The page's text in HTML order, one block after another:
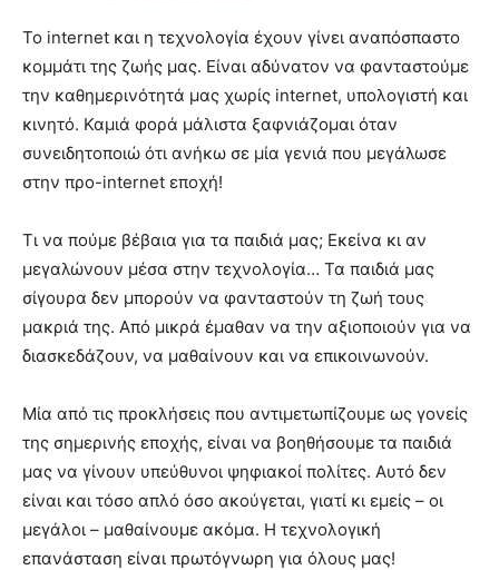
Το internet και η τεχνολογία έχουν γίνει αναπόσπαστο
κομμάτι της ζωής μας. Είναι αδύνατον να φανταστούμε
την καθημερινότητά μας χωρίς internet, υπολογιστή και
κινητό. Καμιά φορά μάλιστα ξαφνιάζομαι όταν
συνειδητοποιώ ότι ανήκω σε μία γενιά που μεγάλωσε
στην προ-internet εποχή!
Τι να πούμε βέβαια για τα παιδιά μας; Εκείνα κι αν
μεγαλώνουν μέσα στην τεχνολογία… Τα παιδιά μας
σίγουρα δεν μπορούν να φανταστούν τη ζωή τους
μακριά της. Από μικρά έμαθαν να την αξιοποιούν για να
διασκεδάζουν, να μαθαίνουν και να επικοινωνούν.
Μία από τις προκλήσεις που αντιμετωπίζουμε ως γονείς
της σημερινής εποχής, είναι να βοηθήσουμε τα παιδιά
μας να γίνουν υπεύθυνοι ψηφιακοί πολίτες. Αυτό δεν
είναι και τόσο απλό όσο ακούγεται, γιατί κι εμείς – οι
μεγάλοι – μαθαίνουμε ακόμα. Η τεχνολογική
επανάσταση είναι πρωτόγνωρη για όλους μας!